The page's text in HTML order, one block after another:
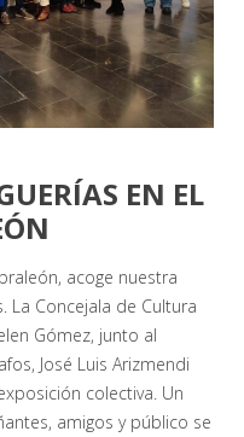
EN EL
acoge nuestra
La Concejala de Cultura
Gómez, junto al
José Luis Arizmendi
colectiva. Un
amigos y público se